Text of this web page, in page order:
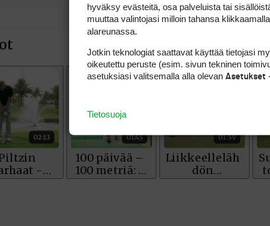
hyväksy evästeitä, osa palveluista tai
muuttaa valintojasi milloin tahansa klikkaamalla
alareunassa.
Jotkin teknologiat saattavat käyttää tietojasi
oikeutettu peruste (esim. sivun tekninen
asetuksiasi valitsemalla alla olevan Asetukset
Tietosuoja